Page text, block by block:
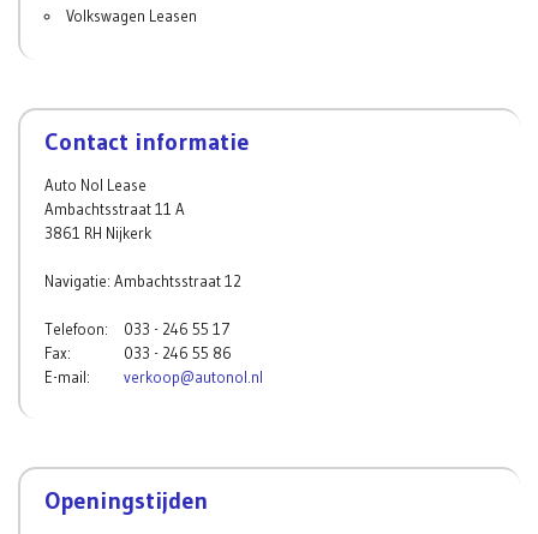
Volkswagen Leasen
Contact informatie
Auto Nol Lease
Ambachtsstraat 11 A
3861 RH Nijkerk
Navigatie: Ambachtsstraat 12
Telefoon: 033 - 246 55 17
Fax:
033 - 246 55 86
E-mail:
verkoop@autonol.nl
Openingstijden